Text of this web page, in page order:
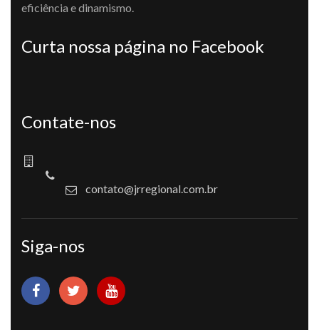
eficiência e dinamismo.
Curta nossa página no Facebook
Contate-nos
contato@jrregional.com.br
Siga-nos